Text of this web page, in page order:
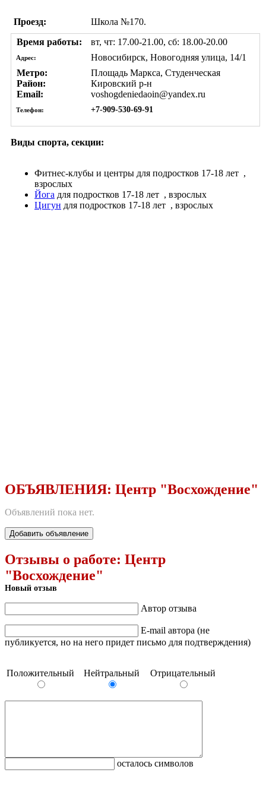
Проезд:
Школа №170.
Время работы:
вт, чт: 17.00-21.00, сб: 18.00-20.00
Адрес:
Новосибирск, Новогодняя улица, 14/1
Метро:
Площадь Маркса, Студенческая
Район:
Кировский р-н
Email:
voshogdeniedaoin@yandex.ru
Телефон: +7-909-530-69-91
Виды спорта, секции:
Фитнес-клубы и центры для подростков 17-18 лет ,
взрослых
Йога для подростков 17-18 лет , взрослых
Цигун для подростков 17-18 лет , взрослых
ОБЪЯВЛЕНИЯ: Центр "Восхождение"
Объявлений пока нет.
Добавить объявление
Отзывы о работе: Центр
"Восхождение"
Новый отзыв
Автор отзыва
E-mail автора (не
публикуется, но на него придет письмо для подтверждения)
Положительный Нейтральный Отрицательный
осталось символов